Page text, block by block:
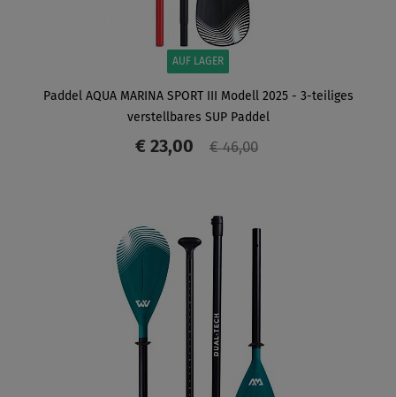
AUF LAGER
Paddel AQUA MARINA SPORT III Modell 2025 - 3-teiliges
verstellbares SUP Paddel
€ 23,00 € 46,00